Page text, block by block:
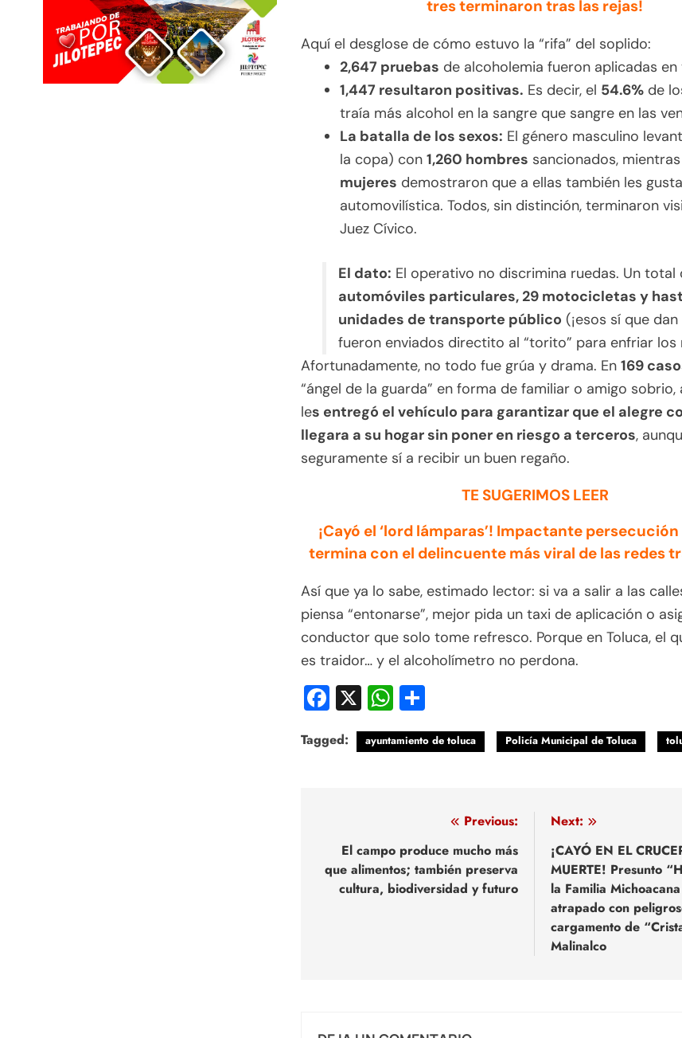
tres terminaron tras las rejas!
Aquí el desglose de cómo estuvo la “rifa” del soplido:
2,647 pruebas de alcoholemia fueron aplicadas
1,447 resultaron positivas. Es decir, el 54.6% de
traía más alcohol en la sangre que sangre en las
La batalla de los sexos: El género masculino
la copa) con 1,260 hombres sancionados,
mujeres demostraron que a ellas también les
automovilística. Todos, sin distinción, terminaron
Juez Cívico.
El dato: El operativo no discrimina ruedas. Un total
automóviles particulares, 29 motocicletas y
unidades de transporte público (¡esos sí que
fueron enviados directito al “torito” para enfriar los
Afortunadamente, no todo fue grúa y drama. En 169
“ángel de la guarda” en forma de familiar o amigo sobrio,
les entregó el vehículo para garantizar que el alegre
llegara a su hogar sin poner en riesgo a terceros,
seguramente sí a recibir un buen regaño.
TE SUGERIMOS LEER
¡Cayó el ‘lord lámparas’! Impactante
termina con el delincuente más viral de las redes
Así que ya lo sabe, estimado lector: si va a salir a las
piensa “entonarse”, mejor pida un taxi de aplicación o
conductor que solo tome refresco. Porque en Toluca, el
es traidor… y el alcoholímetro no perdona.
Facebook
X WhatsApp
Tagged: ayuntamiento de toluca Policía Municipal de Toluca
entradas
Previous:
El campo produce mucho más
que alimentos; también preserva
cultura, biodiversidad y futuro
Next:
¡CAYÓ EN EL
MUERTE! Presunto
la Familia
atrapado con
cargamento de
Malinalco